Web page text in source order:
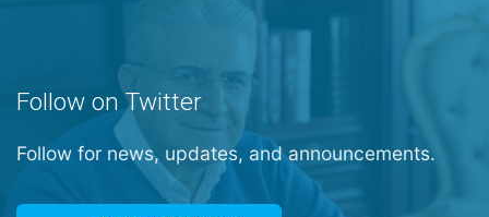
Follow on Twitter
Follow for news, updates, and announcements.